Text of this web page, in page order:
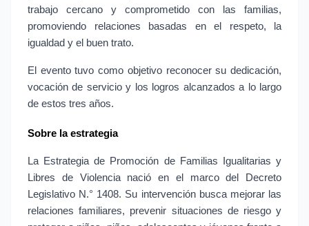
trabajo cercano y comprometido con las familias,
promoviendo relaciones basadas en el respeto, la
igualdad y el buen trato.
El evento tuvo como objetivo reconocer su dedicación,
vocación de servicio y los logros alcanzados a lo largo
de estos tres años.
Sobre la estrategia
La Estrategia de Promoción de Familias Igualitarias y
Libres de Violencia nació en el marco del Decreto
Legislativo N.° 1408. Su intervención busca mejorar las
relaciones familiares, prevenir situaciones de riesgo y